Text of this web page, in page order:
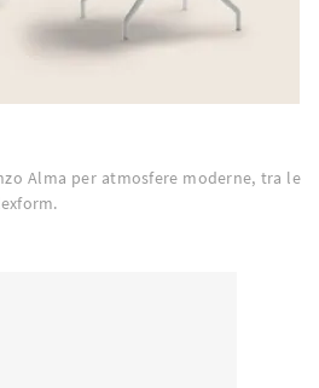
Alma per atmosfere moderne, tra le